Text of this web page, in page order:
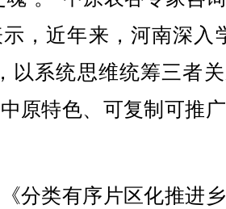
，近年来，河南深入
以系统思维统筹三者
原特色、可复制可推
类有序片区化推进